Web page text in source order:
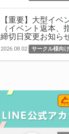
【重要】大型イベ
（イベント返本
締切日変更お知ら
2026.08.02 サークル様向け